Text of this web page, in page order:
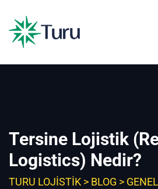
content
Tersine Lojistik
Logistics) Nedir?
TURU LOJISTIK > BLOG > GENEL